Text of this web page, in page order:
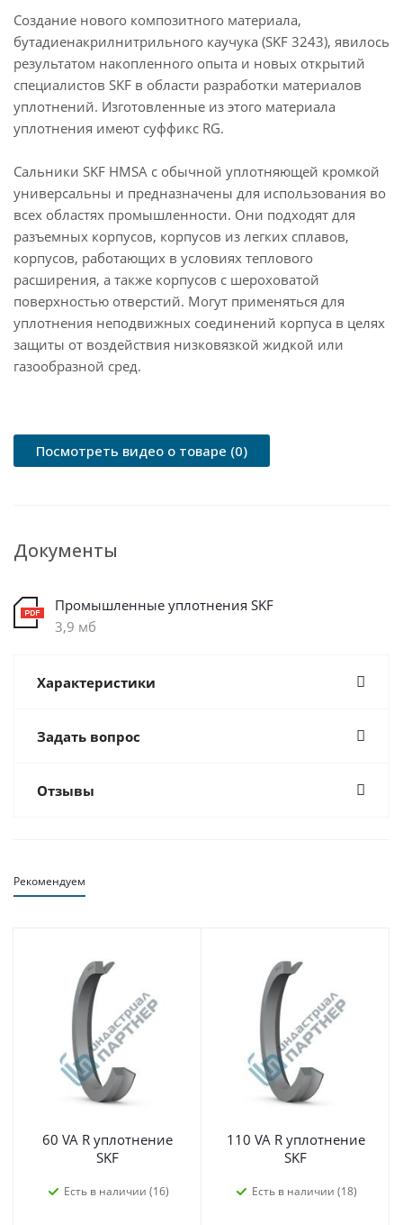
Создание нового композитного материала,
бутадиенакрилнитрильного каучука (SKF 3243), явилось
результатом накопленного опыта и новых открытий
специалистов SKF в области разработки материалов
уплотнений. Изготовленные из этого материала
уплотнения имеют суффикс RG.
Сальники SKF HMSA с обычной уплотняющей кромкой
универсальны и предназначены для использования во
всех областях промышленности. Они подходят для
разъемных корпусов, корпусов из легких сплавов,
корпусов, работающих в условиях теплового
расширения, а также корпусов с шероховатой
поверхностью отверстий. Могут применяться для
уплотнения неподвижных соединений корпуса в целях
защиты от воздействия низковязкой жидкой или
газообразной сред.
Посмотреть видео о товаре (0)
Документы
Промышленные уплотнения SKF
3,9 мб
Характеристики
Задать вопрос
Отзывы
Рекомендуем
60 VA R уплотнение
SKF
Есть в наличии (16)
110 VA R уплотнение
SKF
Есть в наличии (18)